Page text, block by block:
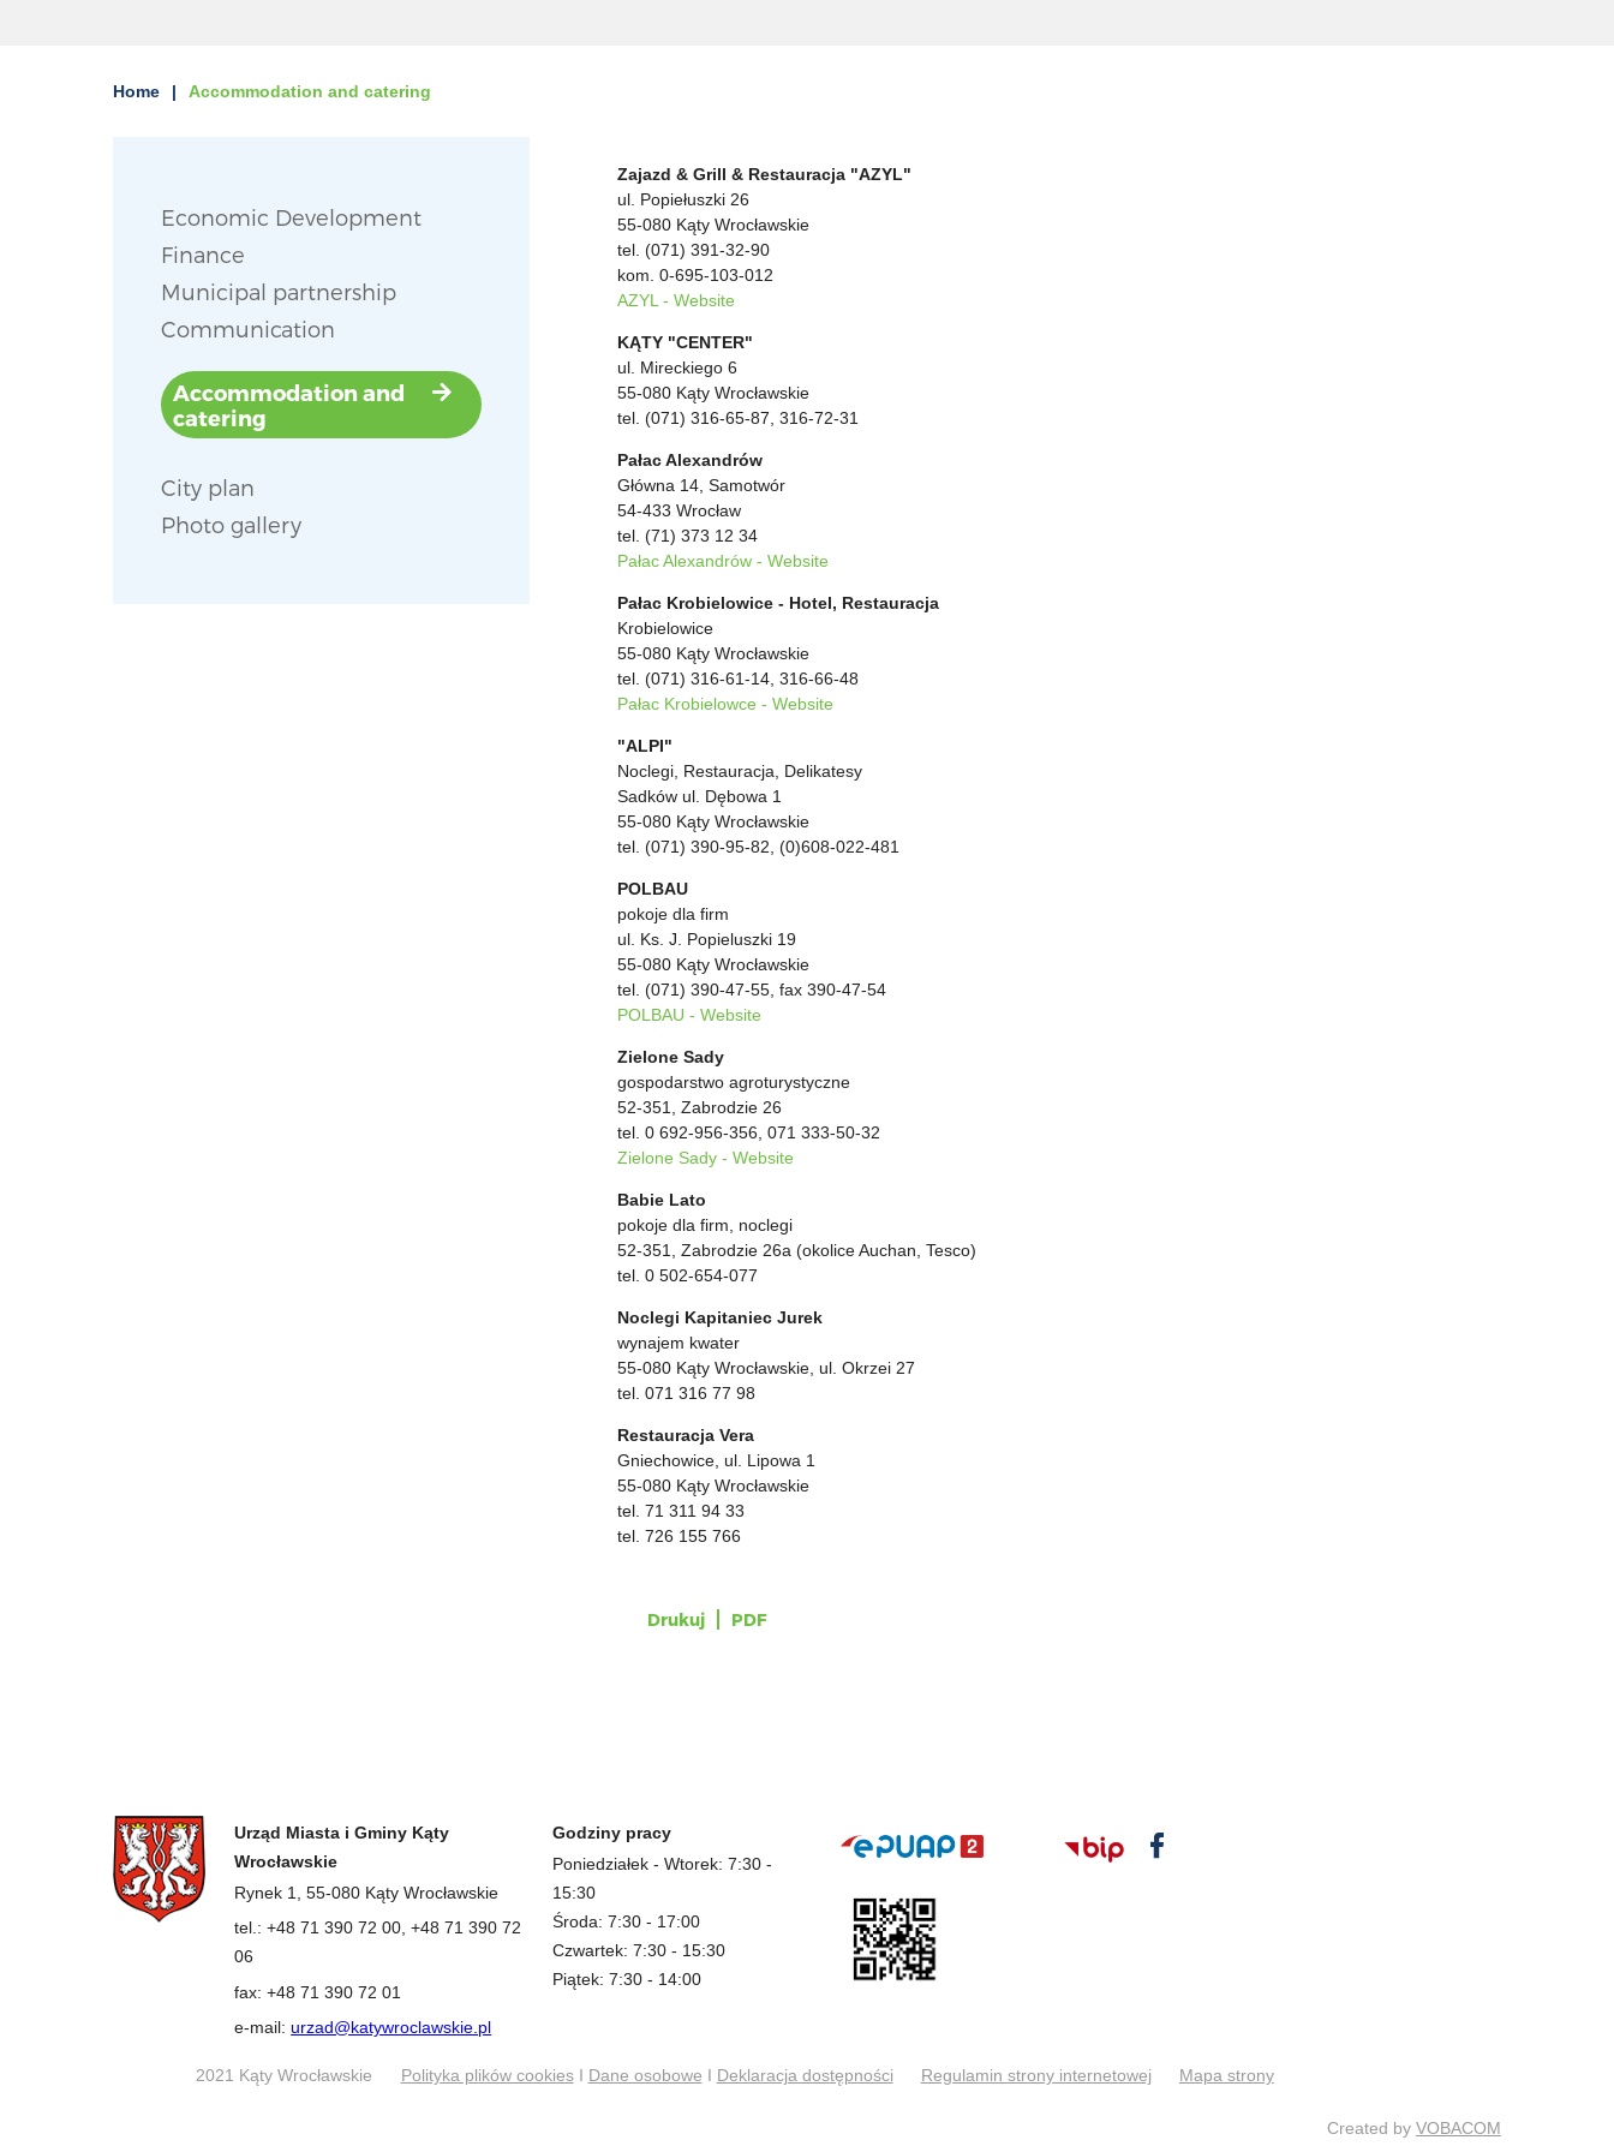
Home Accommodation and catering
Economic Development
Finance
Municipal partnership
Communication
Accommodation and
catering
City plan
Photo gallery
Zajazd & Grill & Restauracja "AZYL"
ul. Popiełuszki 26
55-080 Kąty Wrocławskie
tel. (071) 391-32-90
kom. 0-695-103-012
AZYL - Website
KĄTY "CENTER"
ul. Mireckiego 6
55-080 Kąty Wrocławskie
tel. (071) 316-65-87, 316-72-31
Pałac Alexandrów
Główna 14, Samotwór
54-433 Wrocław
tel. (71) 373 12 34
Pałac Alexandrów - Website
Pałac Krobielowice - Hotel, Restauracja
Krobielowice
55-080 Kąty Wrocławskie
tel. (071) 316-61-14, 316-66-48
Pałac Krobielowce - Website
"ALPI"
Noclegi, Restauracja, Delikatesy
Sadków ul. Dębowa 1
55-080 Kąty Wrocławskie
tel. (071) 390-95-82, (0)608-022-481
POLBAU
pokoje dla firm
ul. Ks. J. Popieluszki 19
55-080 Kąty Wrocławskie
tel. (071) 390-47-55, fax 390-47-54
POLBAU - Website
Zielone Sady
gospodarstwo agroturystyczne
52-351, Zabrodzie 26
tel. 0 692-956-356, 071 333-50-32
Zielone Sady - Website
Babie Lato
pokoje dla firm, noclegi
52-351, Zabrodzie 26a (okolice Auchan, Tesco)
tel. 0 502-654-077
Noclegi Kapitaniec Jurek
wynajem kwater
55-080 Kąty Wrocławskie, ul. Okrzei 27
tel. 071 316 77 98
Restauracja Vera
Gniechowice, ul. Lipowa 1
55-080 Kąty Wrocławskie
tel. 71 311 94 33
tel. 726 155 766
Drukuj PDF
Urząd Miasta i Gminy Kąty
Wrocławskie
Rynek 1, 55-080 Kąty Wrocławskie
tel.: +48 71 390 72 00, +48 71 390 72
06
fax: +48 71 390 72 01
e-mail:urzad@katywroclawskie.pl
Godziny pracy
Poniedziałek - Wtorek: 7:30 -
15:30
Środa: 7:30 - 17:00
Czwartek: 7:30 - 15:30
Piątek: 7:30 - 14:00
2021 Kąty Wrocławskie Polityka plików cookiesI Dane osobowe I Deklaracja dostępności Regulamin strony internetowej Mapa strony
Created by VOBACOM